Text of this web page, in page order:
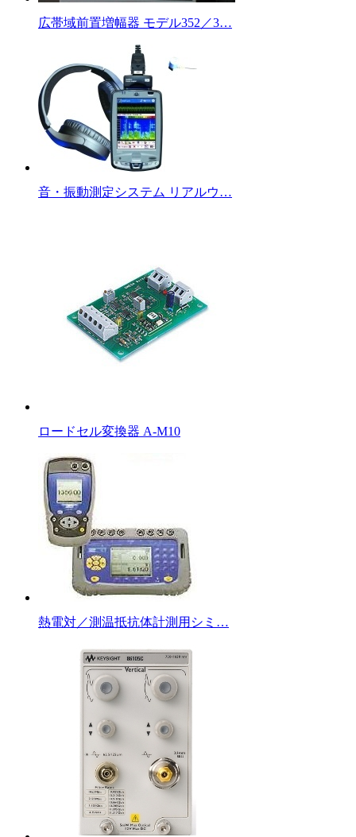
広帯域前置増幅器 モデル352／3…
音・振動測定システム リアルウ…
ロードセル変換器 A-M10
熱電対／測温抵抗体計測用シミ…